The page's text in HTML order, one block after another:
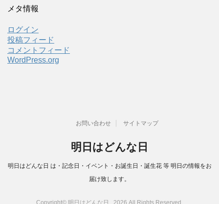
メタ情報
ログイン
投稿フィード
コメントフィード
WordPress.org
お問い合わせ サイトマップ
明日はどんな日
明日はどんな日 は・記念日・イベント・お誕生日・誕生花 等 明日の情報をお
届け致します。
Copyright© 明日はどんな日 , 2026 All Rights Reserved.